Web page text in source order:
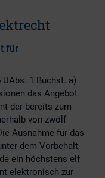
für
1 Buchst. a)
das Angebot
der bereits zum
von zwölf
Ausnahme für das
dem Vorbehalt,
ein höchstens elf
elektronisch zur